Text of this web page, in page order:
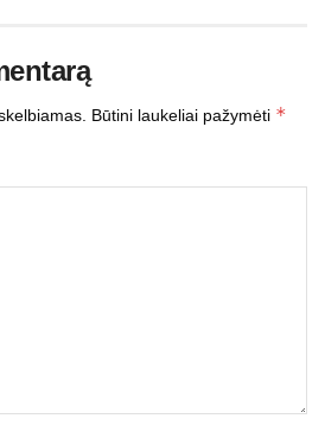
Būtini laukeliai pažymėti *